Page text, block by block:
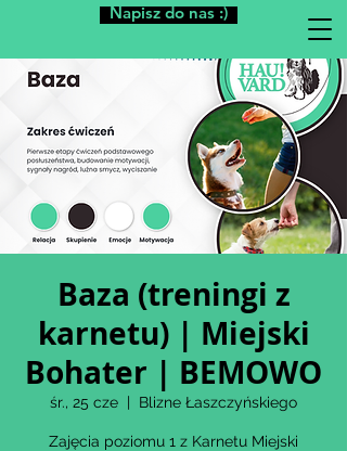
Napisz do nas :)
Baza (treningi z
karnetu) | Miejski
Bohater | BEMOWO
śr., 25 cze
  |
Blizne Łaszczyńskiego
Zajęcia poziomu 1 z Karnetu Miejski